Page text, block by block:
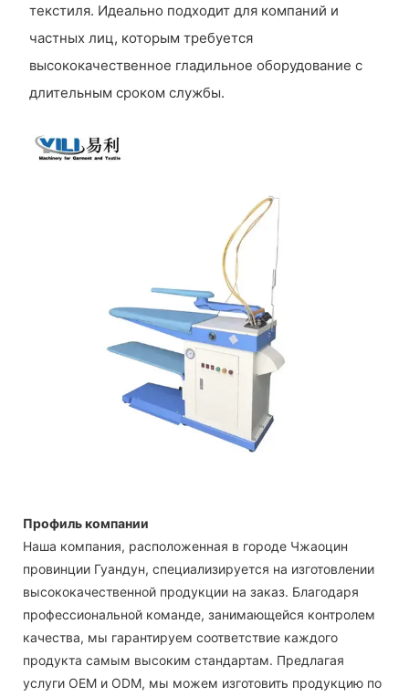
текстиля. Идеально подходит для компаний и
частных лиц, которым требуется
высококачественное гладильное оборудование с
длительным сроком службы.
Профиль компании
Наша компания, расположенная в городе Чжаоцин
провинции Гуандун, специализируется на изготовлении
высококачественной продукции на заказ. Благодаря
профессиональной команде, занимающейся контролем
качества, мы гарантируем соответствие каждого
продукта самым высоким стандартам. Предлагая
услуги OEM и ODM, мы можем изготовить продукцию по